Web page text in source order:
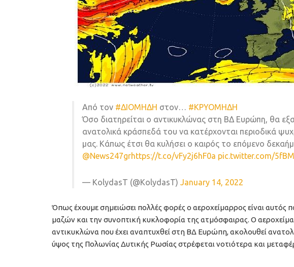
Από τον #ΔΙΟΜΗΔΗ στον… #ΚΡΥΟΜΗΔΗ
Όσο διατηρείται ο αντικυκλώνας στη ΒΔ Ευρώπη, θα
ανατολικά κράσπεδά του να κατέρχονται περιοδικά
μας. Κάπως έτσι θα κυλήσει ο καιρός το επόμενο
@News247grhttps://t.co/vFy2j6hF0a pic.twitter.com/
— KolydasΤ (@KolydasT) January 14, 2022
Όπως έχουμε σημειώσει πολλές φορές ο αεροχείμαρρος είναι αυτός
μαζών και την συνοπτική κυκλοφορία της ατμόσφαιρας. Ο
αντικυκλώνα που έχει αναπτυχθεί στη ΒΔ Ευρώπη, ακολουθεί
ύψος της Πολωνίας Δυτικής Ρωσίας στρέφεται νοτιότερα και